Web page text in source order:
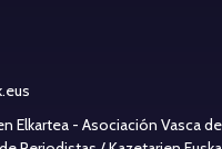
Elkartea - Asociación Vasca